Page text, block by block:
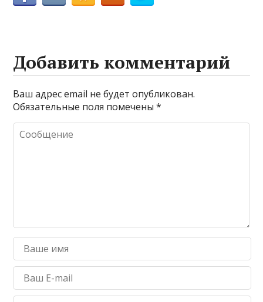
Добавить комментарий
Ваш адрес email не будет опубликован.
Обязательные поля помечены*